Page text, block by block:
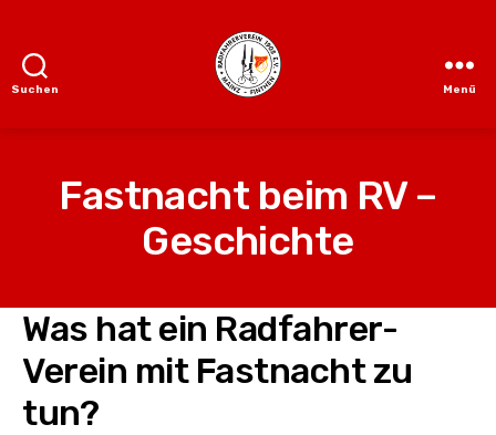
Suchen
e.V.
Menü
Fastnacht beim RV –
Geschichte
Was hat ein Radfahrer-
Verein mit Fastnacht zu
tun?